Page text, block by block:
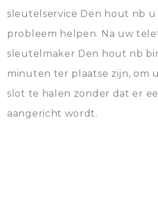
sleutelservice Den hout nb u
probleem helpen. Na uw
sleutelmaker Den hout nb
minuten ter plaatse zijn, om
slot te halen zonder dat er
aangericht wordt.